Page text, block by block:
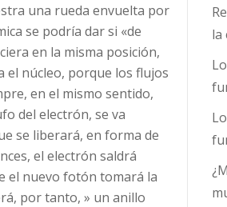
una rueda envuelta por
se podría dar si «de
en la misma posición,
el núcleo, porque los flujos
en el mismo sentido,
del electrón, se va
se liberará, en forma de
el electrón saldrá
el nuevo fotón tomará la
por tanto, » un anillo
la